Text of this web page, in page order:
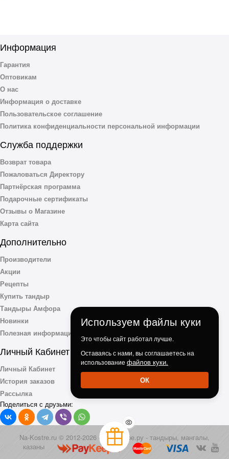
Информация
Гарантия
Оптовикам
О нас
Информация о доставке
Пользовательское соглашение
Политика конфиденциальности персональной информации
Служба поддержки
Возврат товара
Пожаловаться Директору
Партнёрская программа
Подарочные сертификаты
Отзывы о Магазине
Карта сайта
Дополнительно
Производители
Акции
Рецепты
Купить тандыр
Тандыры Амфора
Новинки
Полезная информация
Личный Кабинет
Личный Кабинет
История заказов
Рассылка
Поделиться с друзьми:
Na-Kostre.ru © 2012-2026 - На-Костре.ру - тандыры, мангалы,
казаны
Используем файлы куки
Это чтобы сайт работал лучше.
Оставаясь с нами, вы соглашаетесь на
использование файлов куки.
ОК